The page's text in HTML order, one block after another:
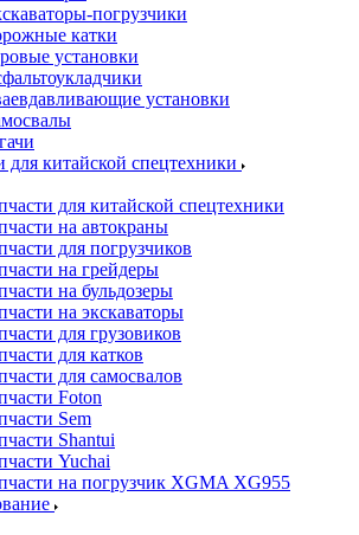
погрузчики
катки
установки
установки
для китайской спецтехники
для китайской спецтехники
на автокраны
для погрузчиков
на грейдеры
на бульдозеры
на экскаваторы
для грузовиков
для катков
для самосвалов
Foton
Sem
Shantui
Yuchai
на погрузчик XGMA XG955